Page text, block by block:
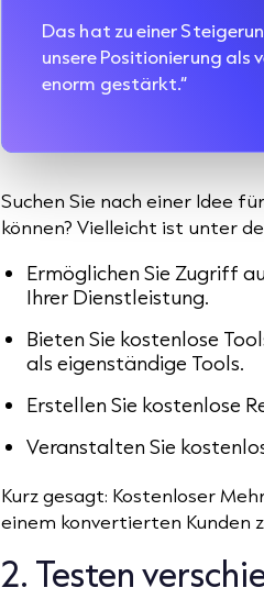
Das hat zu einer
unsere Positionierung als
enorm gestärkt.“
Suchen Sie nach einer Idee
können? Vielleicht ist unter
Ermöglichen Sie Zugriff
Ihrer Dienstleistung.
Bieten Sie kostenlose
als eigenständige Tools.
Erstellen Sie kostenlose
Veranstalten Sie
Kurz gesagt: Kostenloser
einem konvertierten Kunden
2. Testen